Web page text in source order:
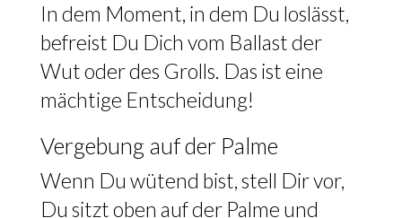
In dem Moment, in dem Du loslässt,
befreist Du Dich vom Ballast der
Wut oder des Grolls. Das ist eine
mächtige Entscheidung!
Vergebung auf der Palme
Wenn Du wütend bist, stell Dir vor,
Du sitzt oben auf der Palme und